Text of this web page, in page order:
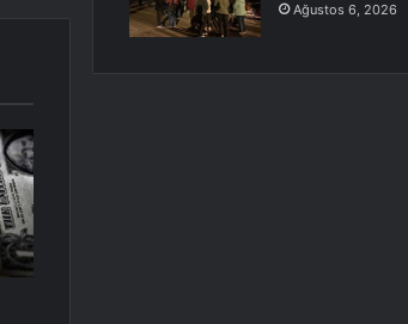
Ağustos 6, 2026